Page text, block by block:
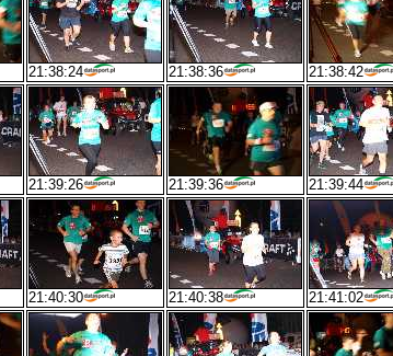
21:38:24 21:38:36 21:38:42
21:39:26 21:39:36 21:39:44
21:40:30 21:40:38 21:41:02